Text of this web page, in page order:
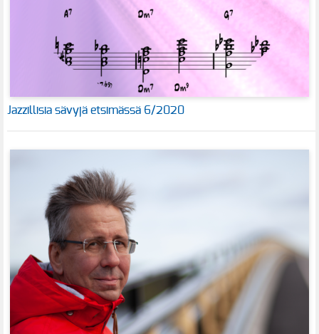
Jazzillisia sävyjä etsimässä 6/2020